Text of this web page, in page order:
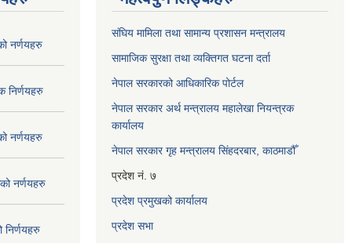
नर्णयहरु
निर्णयहरु
नर्णयहरु
नर्णयहरु
निर्णयहरु
संघिय मामिला तथा सामान्य प्रशासन मन्त्रालय
सामाजिक सुरक्षा तथा व्यक्तिगत घटना दर्ता
नेपाल सरकारको आधिकारिक पोर्टल
नेपाल सरकार अर्थ मन्त्रालय महालेखा नियन्त्रक
कार्यालय
नेपाल सरकार गृह मन्त्रालय सिंहदरबार, काठमाडौँ
प्रदेश नं. ७
प्रदेश प्रमुखको कार्यालय
प्रदेश सभा